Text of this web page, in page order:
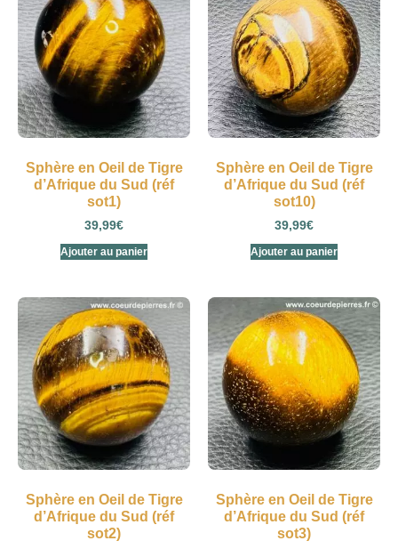
Sphère en Oeil de Tigre
d’Afrique du Sud (réf
sot1)
39,99€
Ajouter au panier
Sphère en Oeil de Tigre
d’Afrique du Sud (réf
sot10)
39,99€
Ajouter au panier
Sphère en Oeil de Tigre
d’Afrique du Sud (réf
sot2)
Sphère en Oeil de Tigre
d’Afrique du Sud (réf
sot3)